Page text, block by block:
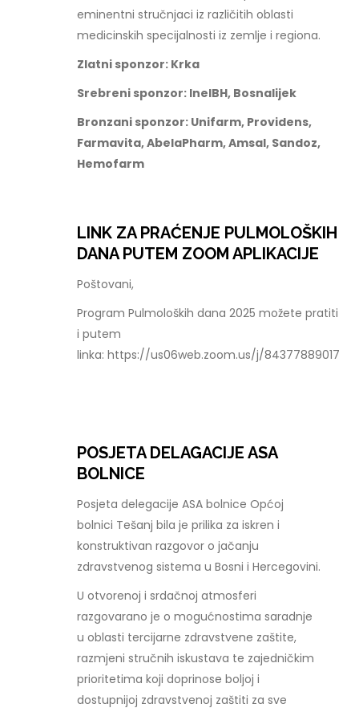
eminentni stručnjaci iz različitih oblasti
medicinskih specijalnosti iz zemlje i regiona.
Zlatni sponzor: Krka
Srebreni sponzor: InelBH, Bosnalijek
Bronzani sponzor: Unifarm, Providens,
Farmavita, AbelaPharm, Amsal, Sandoz,
Hemofarm
LINK ZA PRAĆENJE PULMOLOŠKIH
DANA PUTEM ZOOM APLIKACIJE
Poštovani,
Program Pulmoloških dana 2025 možete pratiti
i putem
linka: https://us06web.zoom.us/j/84377889017
POSJETA DELAGACIJE ASA
BOLNICE
Posjeta delegacije ASA bolnice Općoj
bolnici Tešanj bila je prilika za iskren i
konstruktivan razgovor o jačanju
zdravstvenog sistema u Bosni i Hercegovini.
U otvorenoj i srdačnoj atmosferi
razgovarano je o mogućnostima saradnje
u oblasti tercijarne zdravstvene zaštite,
razmjeni stručnih iskustava te zajedničkim
prioritetima koji doprinose boljoj i
dostupnijoj zdravstvenoj zaštiti za sve